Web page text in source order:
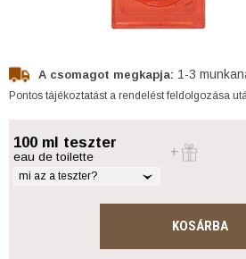
A csomagot megkapja: 1-3
Pontos tájékoztatást a rendelést feldolgozása
100 ml teszter
eau de toilette
mi az a teszter?
KOSÁRBA